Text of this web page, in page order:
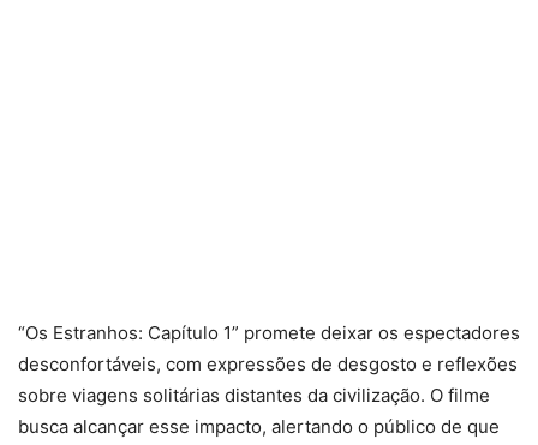
“Os Estranhos: Capítulo 1” promete deixar os espectadores
desconfortáveis, com expressões de desgosto e reflexões
sobre viagens solitárias distantes da civilização. O filme
busca alcançar esse impacto, alertando o público de que